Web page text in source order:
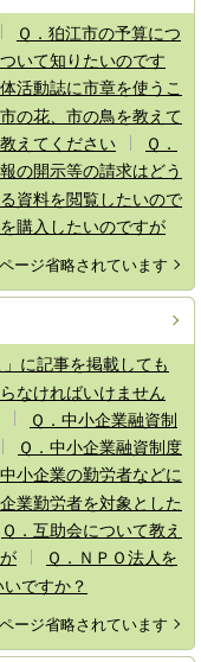
Ｑ．狛江市の予算につ
いて知りたいのです
活動誌に市章を使うこ
の花、市の鳥を教えて
えてください
Ｑ．
の開示等の請求はどう
資料を閲覧したいので
購入したいのですが
ージ省略されています
に記事を掲載しても
なければいけません
Ｑ．中小企業融資制
Ｑ．中小企業融資制度
中小企業の勤労者などに
業勤労者を対象とした
Ｑ．互助会について教え
Ｑ．ＮＰＯ法人を
ですか？
ージ省略されています